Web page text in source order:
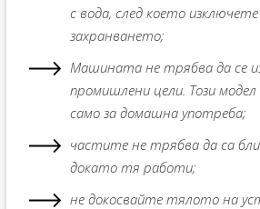
с вода, след което
захранването;
Машината не трябва да се
промишлени цели. Този модел
само за домашна употреба;
частите не трябва да са
докато тя работи;
не докосвайте тялото на